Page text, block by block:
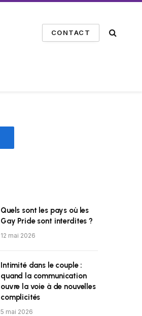
CONTACT
Quels sont les pays où les
Gay Pride sont interdites ?
12 mai 2026
Intimité dans le couple :
quand la communication
ouvre la voie à de nouvelles
complicités
5 mai 2026